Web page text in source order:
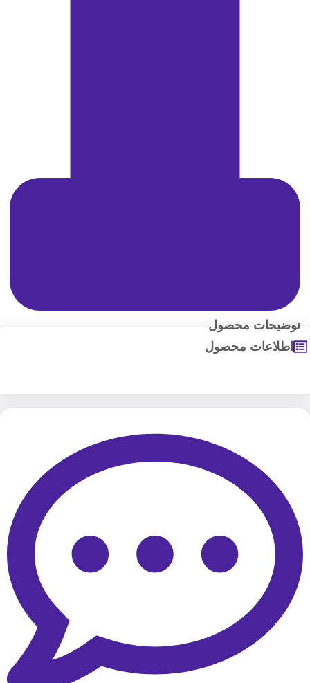
توضیحات محصول
اطلاعات محصول